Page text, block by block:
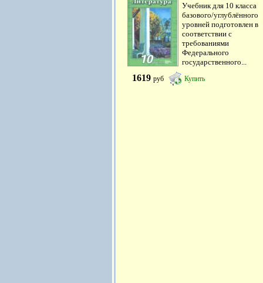
Учебник для 10 класса
базового/углублённого
уровней подготовлен в
соответствии с
требованиями
Федерального
государственного...
1619 руб Купить